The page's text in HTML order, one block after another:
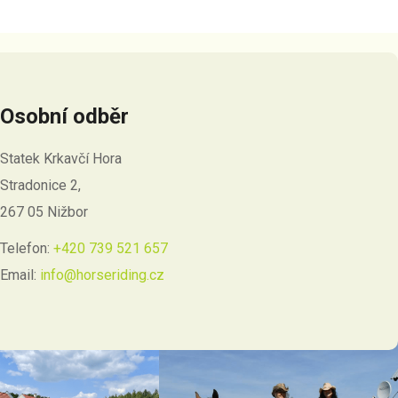
Osobní odběr
Statek Krkavčí Hora
Stradonice 2,
267 05 Nižbor
Telefon: +420 739 521 657
Email: info@horseriding.cz